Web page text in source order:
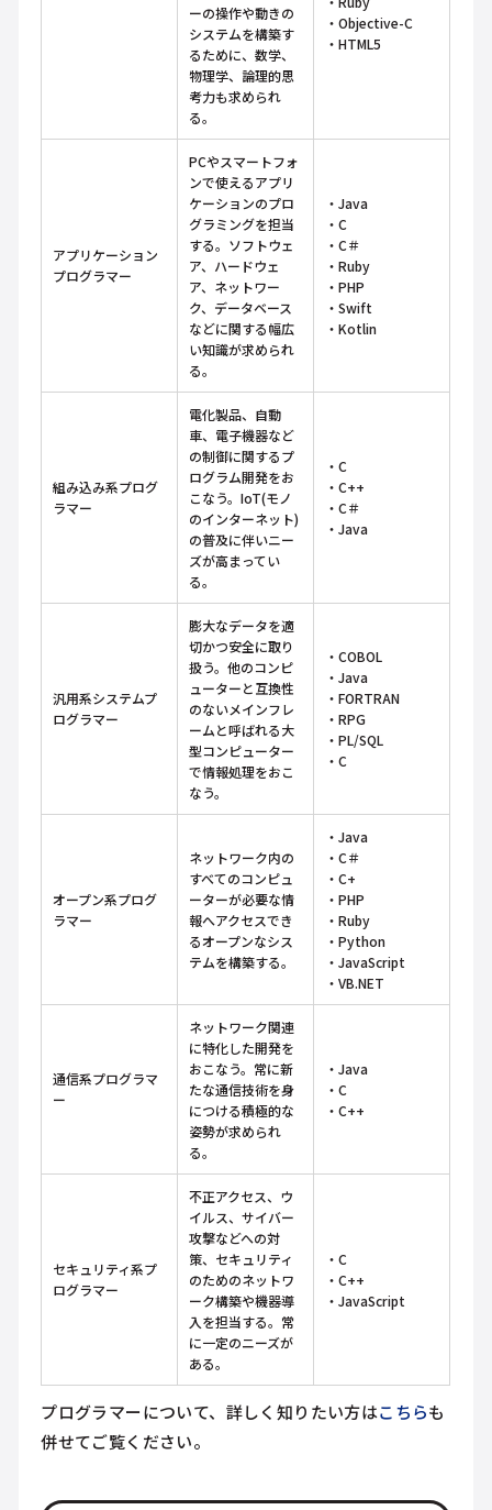
ーの操作や動きの
システムを構築す
るために、数学、
物理学、論理的思
考力も求められ
る。
・Objective-C
・HTML5
アプリケーション
プログラマー
PCやスマートフォ
ンで使えるアプリ
ケーションのプロ
グラミングを担当
する。ソフトウェ
ア、ハードウェ
ア、ネットワー
ク、データベース
などに関する幅広
い知識が求められ
る。
・Java
・C
・C＃
・Ruby
・PHP
・Swift
・Kotlin
組み込み系プログ
ラマー
電化製品、自動
車、電子機器など
の制御に関するプ
ログラム開発をお
こなう。IoT(モノ
のインターネット)
の普及に伴いニー
ズが高まってい
る。
・C
・C++
・C＃
・Java
汎用系システムプ
ログラマー
膨大なデータを適
切かつ安全に取り
扱う。他のコンピ
ューターと互換性
のないメインフレ
ームと呼ばれる大
型コンピューター
で情報処理をおこ
なう。
・COBOL
・Java
・FORTRAN
・RPG
・PL/SQL
・C
オープン系プログ
ラマー
ネットワーク内の
すべてのコンピュ
ーターが必要な情
報へアクセスでき
るオープンなシス
テムを構築する。
・Java
・C＃
・C+
・PHP
・Ruby
・Python
・JavaScript
・VB.NET
通信系プログラマ
ー
ネットワーク関連
に特化した開発を
おこなう。常に新
たな通信技術を身
につける積極的な
姿勢が求められ
る。
・Java
・C
・C++
セキュリティ系プ
ログラマー
不正アクセス、ウ
イルス、サイバー
攻撃などへの対
策、セキュリティ
のためのネットワ
ーク構築や機器導
入を担当する。常
に一定のニーズが
ある。
・C
・C++
・JavaScript
プログラマーについて、詳しく知りたい方はこちらも
併せてご覧ください。